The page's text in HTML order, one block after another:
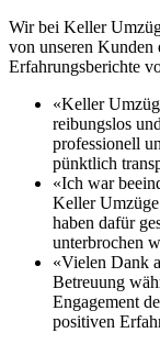
Wir bei Keller
von unseren Kunden
Erfahrungsberichte
«Keller
reibungslos
professionell
pünktlich
«Ich war
Keller Umzüge
haben dafür
unterbrochen
«Vielen Dank
Betreuung
Engagement
positiven